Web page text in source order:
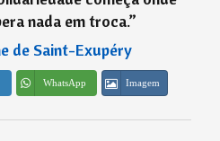
nada em troca.”
de Saint-Exupéry
WhatsApp Imagem